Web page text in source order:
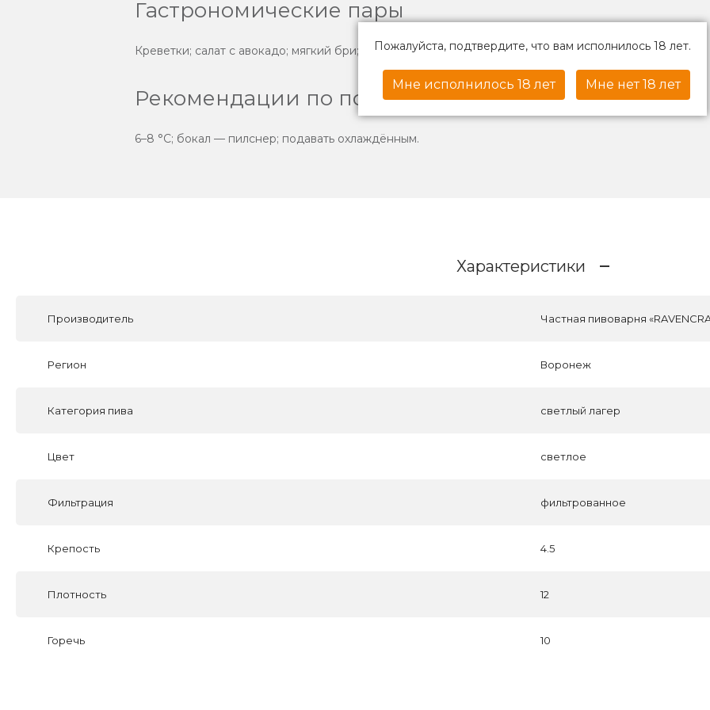
Гастрономические пары
Креветки; салат с авокадо; мягкий бри; лёгкая паста с кремовым соусом.
Рекомендации по подаче
6–8 °C; бокал — пилснер; подавать охлаждённым.
Характеристики
Производитель Частная пивоварня
Регион Воронеж
Категория пива светлый лагер
Цвет светлое
Фильтрация фильтрованное
Крепость 4.5
Плотность 12
Горечь 10
Пожалуйста, подтвердите, что вам исполнилось 18 лет.
Мне исполнилось 18 лет Мне нет 18 лет